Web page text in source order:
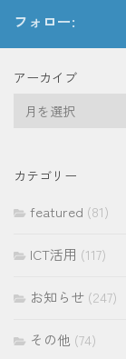
フォロー:
アーカイブ
イ
カテゴリー
featured (81)
ICT活用 (117)
お知らせ (247)
その他 (74)